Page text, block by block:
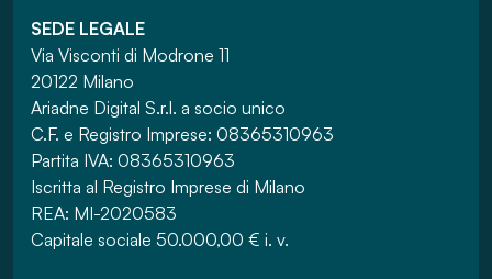
SEDE LEGALE
Via Visconti di Modrone 11
20122 Milano
Ariadne Digital S.r.l. a socio unico
C.F. e Registro Imprese: 08365310963
Partita IVA: 08365310963
Iscritta al Registro Imprese di Milano
REA: MI-2020583
Capitale sociale 50.000,00 € i. v.